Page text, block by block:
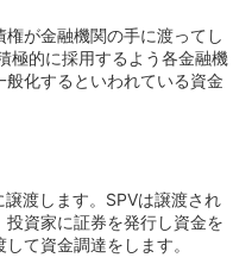
が金融機関の手に渡ってし
極的に採用するよう各金融機
化するといわれている資金
渡します。SPVは譲渡され
資家に証券を発行し資金を
て資金調達をします。